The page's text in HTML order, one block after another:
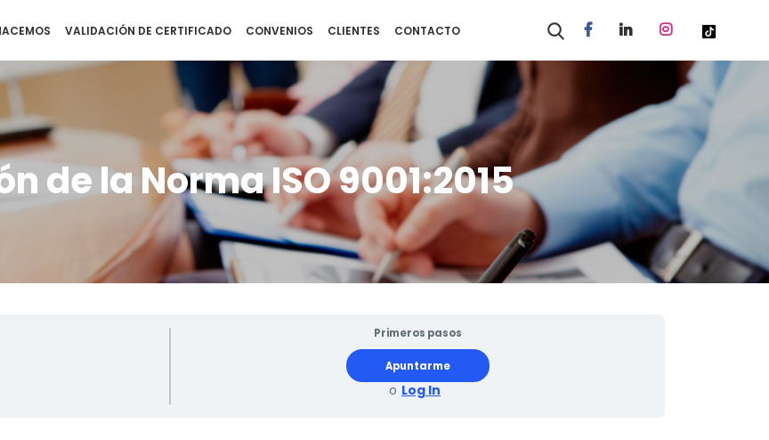
VALIDACIÓN DE CERTIFICADO CONVENIOS CLIENTES CONTACTO
de la Norma ISO 9001:2015
Primeros pasos
Apuntarme
o Log In